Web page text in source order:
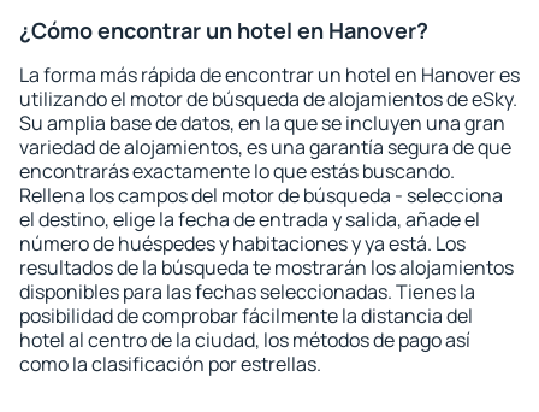
¿Cómo encontrar un hotel en Hanover?
La forma más rápida de encontrar un hotel en Hanover es
utilizando el motor de búsqueda de alojamientos de eSky.
Su amplia base de datos, en la que se incluyen una gran
variedad de alojamientos, es una garantía segura de que
encontrarás exactamente lo que estás buscando.
Rellena los campos del motor de búsqueda - selecciona
el destino, elige la fecha de entrada y salida, añade el
número de huéspedes y habitaciones y ya está. Los
resultados de la búsqueda te mostrarán los alojamientos
disponibles para las fechas seleccionadas. Tienes la
posibilidad de comprobar fácilmente la distancia del
hotel al centro de la ciudad, los métodos de pago así
como la clasificación por estrellas.